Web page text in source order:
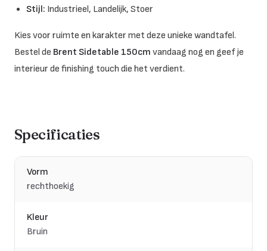
Stijl: Industrieel, Landelijk, Stoer
Kies voor ruimte en karakter met deze unieke wandtafel.
Bestel de Brent Sidetable 150cm vandaag nog en geef je
interieur de finishing touch die het verdient.
Specificaties
Vorm
rechthoekig
Kleur
Bruin